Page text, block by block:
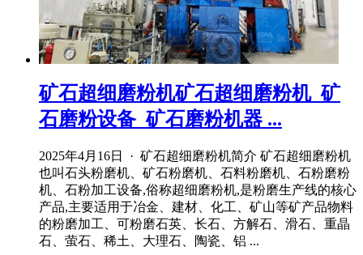
矿石超细磨粉机矿石超细磨粉机_矿
石磨粉设备_矿石磨粉机器 ...
2025年4月16日 · 矿石超细磨粉机简介 矿石超细磨粉机
也叫石头粉磨机、矿石粉磨机、石料粉磨机、石粉磨粉
机、石粉加工设备,俗称超细磨粉机,是粉磨生产线的核心
产品,主要适用于冶金、建材、化工、矿山等矿产品物料
的粉磨加工、可粉磨石英、长石、方解石、滑石、重晶
石、萤石、稀土、大理石、陶瓷、铝 ...